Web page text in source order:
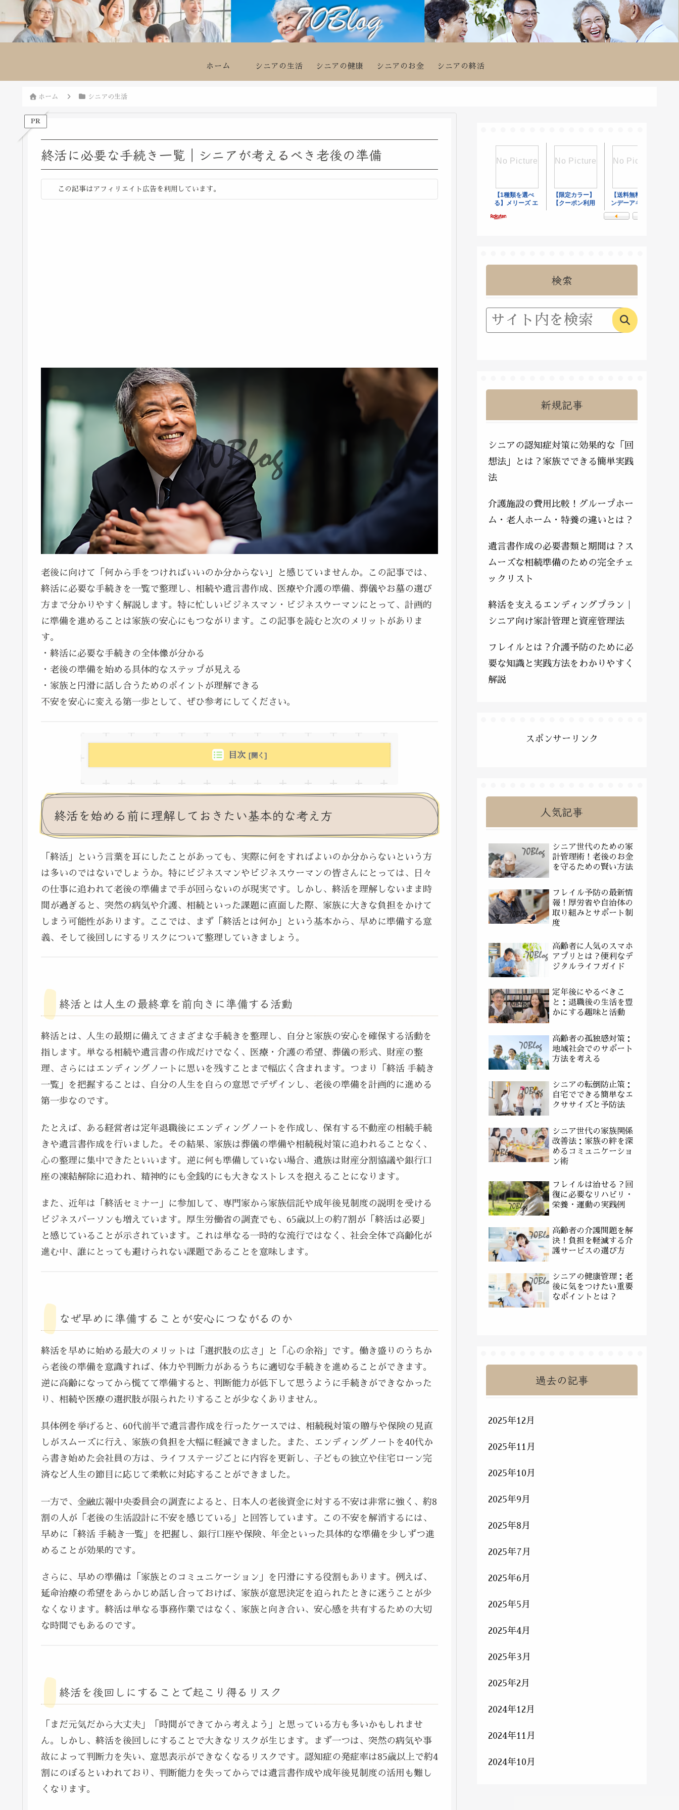
ホーム シニアの生活 シニアの健康 シニアのお金 シニアの終活
ホーム シニアの生活
PR
終活に必要な手続き一覧｜シニアが考えるべき老後の準備
この記事はアフィリエイト広告を利用しています。
老後に向けて「何から手をつければいいのか分からない」と感じていませんか。この記事では、
終活に必要な手続きを一覧で整理し、相続や遺言書作成、医療や介護の準備、葬儀やお墓の選び
方まで分かりやすく解説します。特に忙しいビジネスマン・ビジネスウーマンにとって、計画的
に準備を進めることは家族の安心にもつながります。この記事を読むと次のメリットがありま
す。
・終活に必要な手続きの全体像が分かる
・老後の準備を始める具体的なステップが見える
・家族と円滑に話し合うためのポイントが理解できる
不安を安心に変える第一歩として、ぜひ参考にしてください。
目次
終活を始める前に理解しておきたい基本的な考え方
「終活」という言葉を耳にしたことがあっても、実際に何をすればよいのか分からないという方
は多いのではないでしょうか。特にビジネスマンやビジネスウーマンの皆さんにとっては、日々
の仕事に追われて老後の準備まで手が回らないのが現実です。しかし、終活を理解しないまま時
間が過ぎると、突然の病気や介護、相続といった課題に直面した際、家族に大きな負担をかけて
しまう可能性があります。ここでは、まず「終活とは何か」という基本から、早めに準備する意
義、そして後回しにするリスクについて整理していきましょう。
終活とは人生の最終章を前向きに準備する活動
終活とは、人生の最期に備えてさまざまな手続きを整理し、自分と家族の安心を確保する活動を
指します。単なる相続や遺言書の作成だけでなく、医療・介護の希望、葬儀の形式、財産の整
理、さらにはエンディングノートに思いを残すことまで幅広く含まれます。つまり「終活 手続き
一覧」を把握することは、自分の人生を自らの意思でデザインし、老後の準備を計画的に進める
第一歩なのです。
たとえば、ある経営者は定年退職後にエンディングノートを作成し、保有する不動産の相続手続
きや遺言書作成を行いました。その結果、家族は葬儀の準備や相続税対策に追われることなく、
心の整理に集中できたといいます。逆に何も準備していない場合、遺族は財産分割協議や銀行口
座の凍結解除に追われ、精神的にも金銭的にも大きなストレスを抱えることになります。
また、近年は「終活セミナー」に参加して、専門家から家族信託や成年後見制度の説明を受ける
ビジネスパーソンも増えています。厚生労働省の調査でも、65歳以上の約7割が「終活は必要」
と感じていることが示されています。これは単なる一時的な流行ではなく、社会全体で高齢化が
進む中、誰にとっても避けられない課題であることを意味します。
なぜ早めに準備することが安心につながるのか
終活を早めに始める最大のメリットは「選択肢の広さ」と「心の余裕」です。働き盛りのうちか
ら老後の準備を意識すれば、体力や判断力があるうちに適切な手続きを進めることができます。
逆に高齢になってから慌てて準備すると、判断能力が低下して思うように手続きができなかった
り、相続や医療の選択肢が限られたりすることが少なくありません。
具体例を挙げると、60代前半で遺言書作成を行ったケースでは、相続税対策の贈与や保険の見直
しがスムーズに行え、家族の負担を大幅に軽減できました。また、エンディングノートを40代か
ら書き始めた会社員の方は、ライフステージごとに内容を更新し、子どもの独立や住宅ローン完
済など人生の節目に応じて柔軟に対応することができました。
一方で、金融広報中央委員会の調査によると、日本人の老後資金に対する不安は非常に強く、約8
割の人が「老後の生活設計に不安を感じている」と回答しています。この不安を解消するには、
早めに「終活 手続き一覧」を把握し、銀行口座や保険、年金といった具体的な準備を少しずつ進
めることが効果的です。
さらに、早めの準備は「家族とのコミュニケーション」を円滑にする役割もあります。例えば、
延命治療の希望をあらかじめ話し合っておけば、家族が意思決定を迫られたときに迷うことが少
なくなります。終活は単なる事務作業ではなく、家族と向き合い、安心感を共有するための大切
な時間でもあるのです。
終活を後回しにすることで起こり得るリスク
「まだ元気だから大丈夫」「時間ができてから考えよう」と思っている方も多いかもしれませ
ん。しかし、終活を後回しにすることで大きなリスクが生じます。まず一つは、突然の病気や事
故によって判断力を失い、意思表示ができなくなるリスクです。認知症の発症率は85歳以上で約4
割にのぼるといわれており、判断能力を失ってからでは遺言書作成や成年後見制度の活用も難し
くなります。
検索
新規記事
シニアの認知症対策に効果的な「回
想法」とは？家族でできる簡単実践
法
介護施設の費用比較！グループホー
ム・老人ホーム・特養の違いとは？
遺言書作成の必要書類と期間は？ス
ムーズな相続準備のための完全チェ
ックリスト
終活を支えるエンディングプラン｜
シニア向け家計管理と資産管理法
フレイルとは？介護予防のために必
要な知識と実践方法をわかりやすく
解説
スポンサーリンク
人気記事
シニア世代のための家
計管理術！老後のお金
を守るための賢い方法
フレイル予防の最新情
報！厚労省や自治体の
取り組みとサポート制
度
高齢者に人気のスマホ
アプリとは？便利なデ
ジタルライフガイド
定年後にやるべきこ
と：退職後の生活を豊
かにする趣味と活動
高齢者の孤独感対策：
地域社会でのサポート
方法を考える
シニアの転倒防止策：
自宅でできる簡単なエ
クササイズと予防法
シニア世代の家族関係
改善法：家族の絆を深
めるコミュニケーショ
ン術
フレイルは治せる？回
復に必要なリハビリ・
栄養・運動の実践例
高齢者の介護問題を解
決！負担を軽減する介
護サービスの選び方
シニアの健康管理：老
後に気をつけたい重要
なポイントとは？
過去の記事
2025年12月
2025年11月
2025年10月
2025年9月
2025年8月
2025年7月
2025年6月
2025年5月
2025年4月
2025年3月
2025年2月
2024年12月
2024年11月
2024年10月